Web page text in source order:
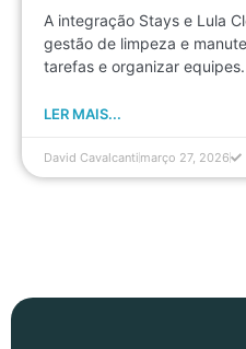
A integração Stays e Lula
gestão de limpeza e
tarefas e organizar
LER MAIS...
David Cavalcanti março 27, 2026